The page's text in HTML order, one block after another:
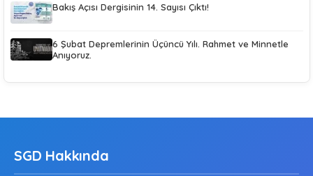
Bakış Açısı Dergisinin 14. Sayısı Çıktı!
6 Şubat Depremlerinin Üçüncü Yılı. Rahmet ve Minnetle
Anıyoruz.
SGD Hakkında